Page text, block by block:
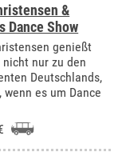
&
Dance Show
genießt
nur zu den
Deutschlands,
es um Dance